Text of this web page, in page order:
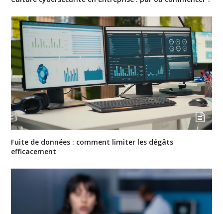
Fuite de données : comment limiter les dégâts
efficacement